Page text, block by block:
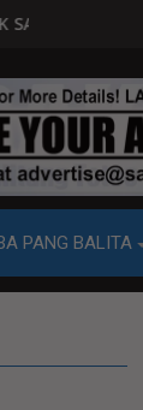
NA SA
PANG BALITA